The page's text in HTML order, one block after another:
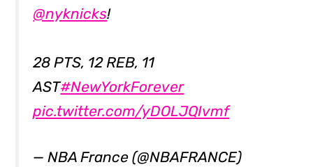
@nyknicks!
28 PTS, 12 REB, 11
AST#NewYorkForever
pic.twitter.com/yDOLJQIvmf
— NBA France (@NBAFRANCE)